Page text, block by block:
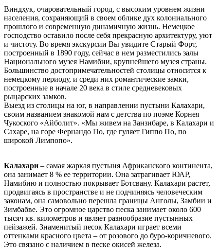
Виндхук, очаровательный город, с высоким уровнем жизни
населения, сохраняющий в своем облике дух колониального
прошлого и современную динамичную жизнь. Немецкое
господство оставило после себя прекрасную архитектуру, уют
и чистоту. Во время экскурсии Вы увидите Старый Форт,
построенный в 1890 году, сейчас в нем разместились залы
Национального музея Намибии, крупнейшего музея страны.
Большинство достопримечательностей столицы относится к
немецкому периоду, и среди них романтические замки,
построенные в начале 20 века в стиле средневековых
рыцарских замков.
Выезд из столицы на юг, в направлении пустыни Калахари,
своим названием знакомой нам с детства по поэме Корнея
Чукоского «Айболит». «Мы живем на Занзибаре, в Калахари и
Сахаре, на горе Фернандо По, где гуляет Гиппо По, по
широкой Лимпопо».
Калахари – самая жаркая пустыня Африканского континента,
она занимает 8 % ее территории. Она затрагивает ЮАР,
Намибию и полностью покрывает Ботсвану. Калахари растет,
продвигаясь в пространстве и не подчиняясь человеческим
законам, она самовольно перешла границы Анголы, Замбии и
Зимбабве. Это огромное царство песка занимает около 600
тысяч кв. километров и являет разнообразие пустынных
пейзажей. Знаменитый песок Калахари играет всеми
оттенками красного цвета – от розового до буро-коричневого.
Это связано с наличием в песке окисей железа.